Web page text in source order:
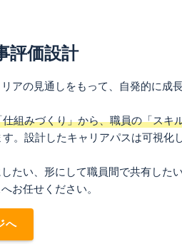
評価設計
アの見通しをもって、自発的に成
仕組みづくり」から、職員の「スキ
す。設計したキャリアパスは可視化
たい、形にして職員間で共有した
お任せください。
へ